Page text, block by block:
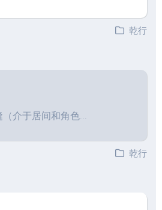
乾行
介于居间和角色...
乾行